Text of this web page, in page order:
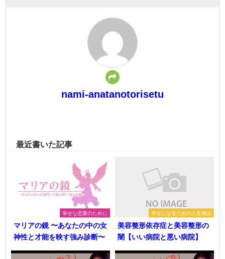
nami-anatanotorisetu
最近書いた記事
幸せな恋愛のために
マリアの鏡 〜あなたの中の女
神性と才能を映す強み診断〜
幸せになるための人生相談
美容整形依存症と美容整形の
闇【いい病院と悪い病院】